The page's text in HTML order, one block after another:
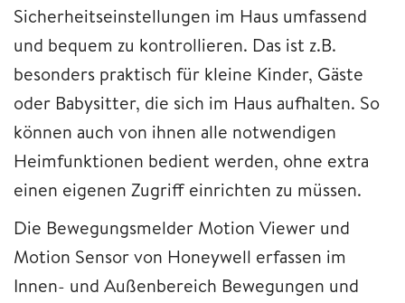
Sicherheitseinstellungen im Haus umfassend
und bequem zu kontrollieren. Das ist z.B.
besonders praktisch für kleine Kinder, Gäste
oder Babysitter, die sich im Haus aufhalten. So
können auch von ihnen alle notwendigen
Heimfunktionen bedient werden, ohne extra
einen eigenen Zugriff einrichten zu müssen.
Die Bewegungsmelder Motion Viewer und
Motion Sensor von Honeywell erfassen im
Innen- und Außenbereich Bewegungen und